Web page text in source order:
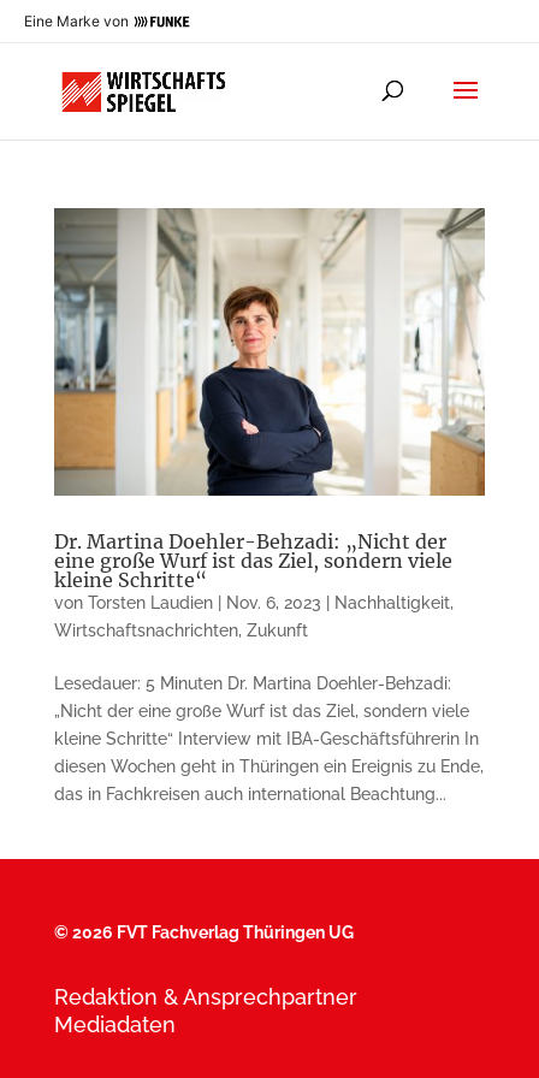
Eine Marke von
Dr. Martina Doehler-Behzadi: „Nicht der
eine große Wurf ist das Ziel, sondern viele
kleine Schritte“
von Torsten Laudien| Nov. 6, 2023 Nachhaltigkeit,
Wirtschaftsnachrichten, Zukunft
Lesedauer: 5 Minuten Dr. Martina Doehler-Behzadi:
„Nicht der eine große Wurf ist das Ziel, sondern viele
kleine Schritte“ Interview mit IBA-Geschäftsführerin In
diesen Wochen geht in Thüringen ein Ereignis zu Ende,
das in Fachkreisen auch international Beachtung...
©2026 FVT Fachverlag Thüringen UG
Redaktion & Ansprechpartner
Mediadaten